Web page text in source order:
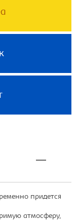
придется
атмосферу,